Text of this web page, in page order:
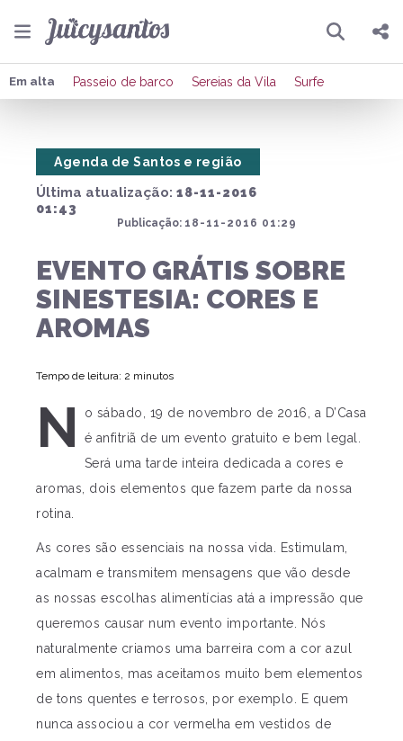
Pesquisar
Compartilhar
Em alta Passeio de barco Sereias da Vila Surfe
Última atualização: 18-11-2016
01:43
Publicação: 18-11-2016 01:29
Agenda de Santos e região
EVENTO GRÁTIS SOBRE
SINESTESIA: CORES E
AROMAS
Tempo de leitura: 2 minutos
N
o sábado, 19 de novembro de 2016, a D’Casa
é anfitriã de um evento gratuito e bem legal.
Será uma tarde inteira dedicada a cores e
aromas, dois elementos que fazem parte da nossa
rotina.
As cores são essenciais na nossa vida. Estimulam,
acalmam e transmitem mensagens que vão desde
as nossas escolhas alimentícias atá a impressão que
queremos causar num evento importante. Nós
naturalmente criamos uma barreira com a cor azul
em alimentos, mas aceitamos muito bem elementos
de tons quentes e terrosos, por exemplo. E quem
nunca associou a cor vermelha em vestidos de